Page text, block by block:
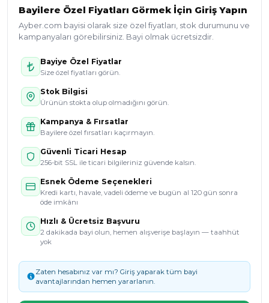
Bayilere Özel Fiyatları Görmek İçin Giriş Yapın
Ayber.com bayisi olarak size özel fiyatları, stok durumunu ve
kampanyaları görebilirsiniz. Bayi olmak ücretsizdir.
Bayiye Özel Fiyatlar
Size özel fiyatları görün.
Stok Bilgisi
Ürünün stokta olup olmadığını görün.
Kampanya & Fırsatlar
Bayilere özel fırsatları kaçırmayın.
Güvenli Ticari Hesap
256-bit SSL ile ticari bilgileriniz güvende kalsın.
Esnek Ödeme Seçenekleri
Kredi kartı, havale, vadeli ödeme ve bugün al 120 gün sonra
öde imkânı
Hızlı & Ücretsiz Başvuru
2 dakikada bayi olun, hemen alışverişe başlayın — taahhüt
yok
Zaten hesabınız var mı? Giriş yaparak tüm bayi
avantajlarından hemen yararlanın.